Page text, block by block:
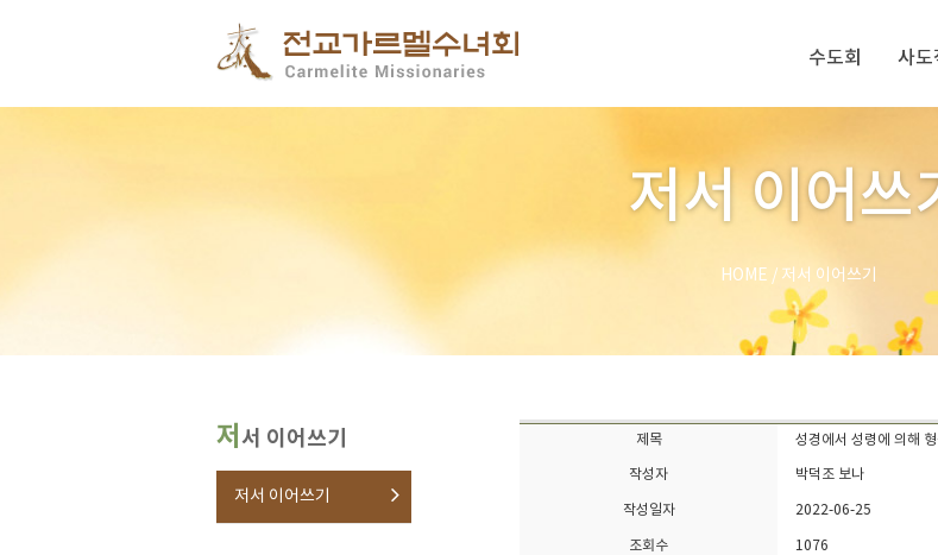
수도회 사도
저서 이어쓰
HOME / 저서 이어쓰기
저 서 이어쓰기
저서 이어쓰기
제목 성경에서 성령에 의해
작성자 박덕조 보나
작성일자 2022-06-25
조회수 1076